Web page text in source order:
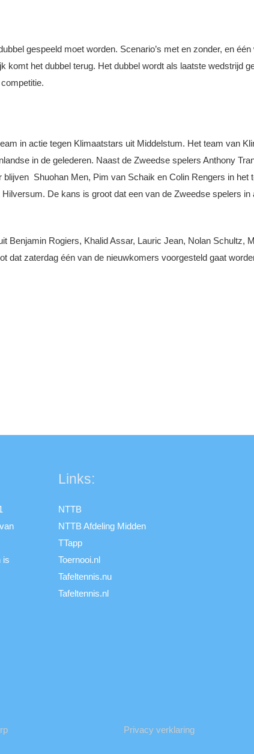
gespeeld moet worden. Scenario’s met en zonder, en
komt het dubbel terug. Het dubbel wordt als laatste wedstrijd
in actie tegen Klimaatstars uit Middelstum. Het team van
in de gelederen. Naast de Zweedse spelers Anthony
blijven Shuohan Men, Pim van Schaik en Colin Rengers in
De kans is groot dat een van de Zweedse spelers
Benjamin Rogiers, Khalid Assar, Lauric Jean, Nolan Schultz,
dat zaterdag één van de nieuwkomers voorgesteld gaat
is
Links:
NTTB
NTTB Afdeling Midden
TTapp
Toernooi.nl
Tafeltennis.nu
Tafeltennis.nl
Privacy verklaring